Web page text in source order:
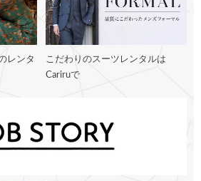
レンタ
こだわりのスーツレンタルは
Cariruで